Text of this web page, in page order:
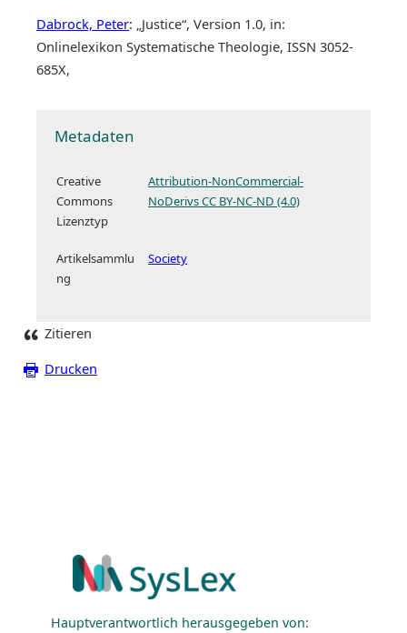
Dabrock, Peter: „Justice“, Version 1.0, in:
Onlinelexikon Systematische Theologie, ISSN 3052-
685X,
Metadaten
Creative
Commons
Lizenztyp
Attribution-NonCommercial-
NoDerivs CC BY-NC-ND (4.0)
Artikelsammlu
ng
Society
Zitieren
Drucken
Hauptverantwortlich herausgegeben von: